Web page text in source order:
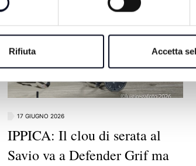
Rifiuta Accetta
17 GIUGNO 2026
IPPICA: Il clou di serata al
Savio va a Defender Grif ma